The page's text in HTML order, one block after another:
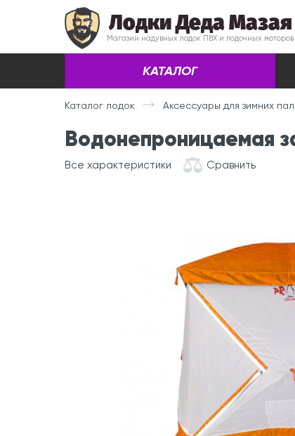
Лодки Деда Мазая
Магазин надувных лодок ПВХ и лодочных моторов
КАТАЛОГ
Каталог лодок Аксессуары для зимних
Водонепроницаемая
Все характеристики Сравнить